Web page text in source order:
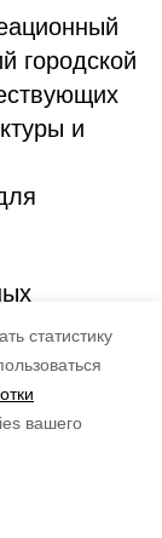
статистику
вашего
городской
и
уровня